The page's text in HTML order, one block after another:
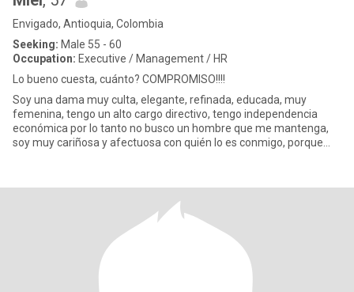
Envigado, Antioquia, Colombia
Seeking: Male 55 - 60
Occupation: Executive / Management / HR
Lo bueno cuesta, cuánto? COMPROMISO!!!!
Soy una dama muy culta, elegante, refinada, educada, muy
femenina, tengo un alto cargo directivo, tengo independencia
económica por lo tanto no busco un hombre que me mantenga,
soy muy cariñosa y afectuosa con quién lo es conmigo, porque